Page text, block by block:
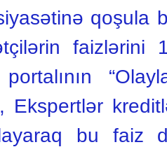
qoşula
Ekspertlər
bu faiz